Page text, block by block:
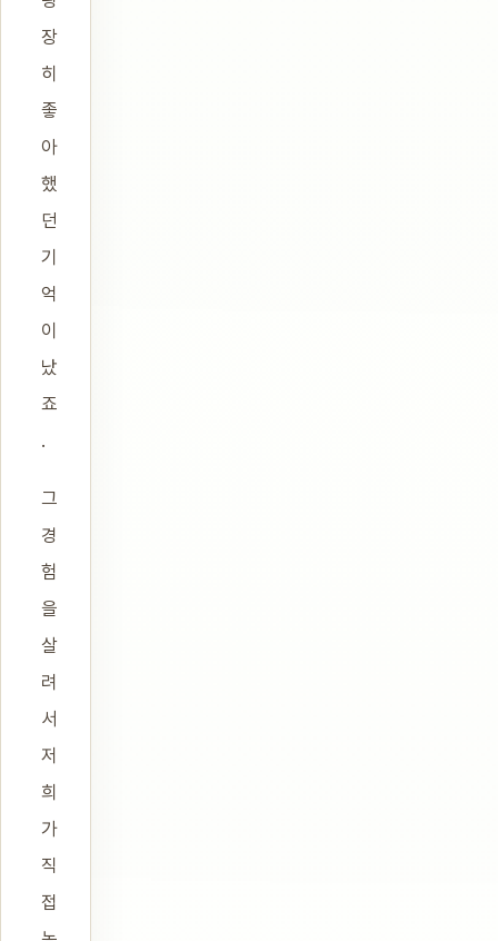
장
히
좋
아
했
던
기
억
이
났
죠
.
그
경
험
을
살
려
서
저
희
가
직
접